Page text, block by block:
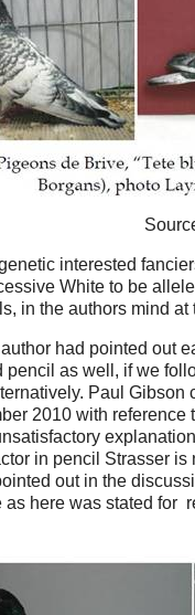
interested
White to be
in the authors mind
had pointed out
pencil as well, if we
Paul
2010 with
in pencil Strasser
out in the
as here was stated for